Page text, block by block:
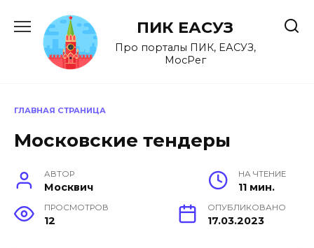
содержанию
ПИК ЕАСУЗ
Про порталы ПИК, ЕАСУЗ,
МосРег
ГЛАВНАЯ СТРАНИЦА
Московские тендеры
АВТОР
Москвич
НА ЧТЕНИЕ
11 мин.
ПРОСМОТРОВ
12
ОПУБЛИКОВАНО
17.03.2023